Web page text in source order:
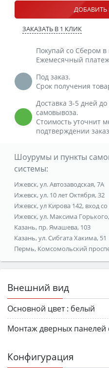
ЗАКАЗАТЬ В 1 КЛИК
Покупай со Сбером
Ежемесячный
Под заказ.
Срок получения
Доставка 3-5 дней
самовывоза.
Стоимость уточнит
подтверждении
Шоурумы и пункты
системы:
Ижевск, ул. Автозаводская, 7А
Ижевск, ул. 10 лет Октября, 32
Ижевск, ул Кирова 142, вход
Ижевск, ул. Максима
Казань, пр. Ямашева, 103
Казань, ул. Сибгата Хакима, 51
Пермь, Комсомольский
Внешний вид
Основной цвет : белый
Монтаж дверных
Конфигурация